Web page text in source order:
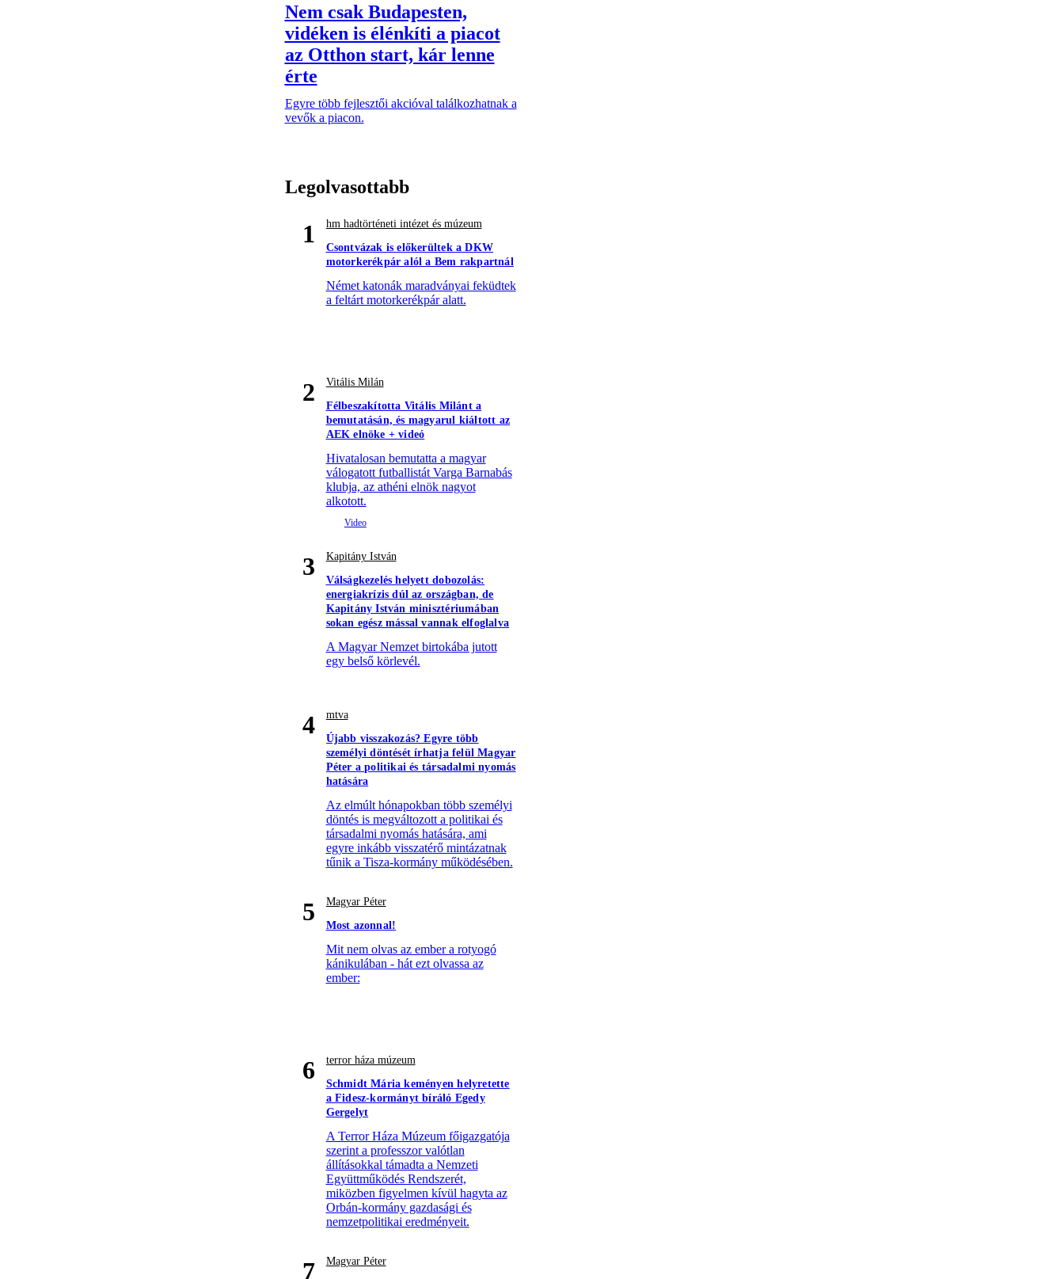
Nem csak Budapesten,
vidéken is élénkíti a piacot
az Otthon start, kár lenne
érte
Egyre több fejlesztői akcióval találkozhatnak a
vevők a piacon.
Legolvasottabb
1
hm hadtörténeti intézet és múzeum
Csontvázak is előkerültek a DKW
motorkerékpár alól a Bem rakpartnál
Német katonák maradványai feküdtek
a feltárt motorkerékpár alatt.
2
Vitális Milán
Félbeszakította Vitális Milánt a
bemutatásán, és magyarul kiáltott az
AEK elnöke + videó
Hivatalosan bemutatta a magyar
válogatott futballistát Varga Barnabás
klubja, az athéni elnök nagyot
alkotott.
3
Kapitány István
Válságkezelés helyett dobozolás:
energiakrízis dúl az országban, de
Kapitány István minisztériumában
sokan egész mással vannak elfoglalva
A Magyar Nemzet birtokába jutott
egy belső körlevél.
4
mtva
Újabb visszakozás? Egyre több
személyi döntését írhatja felül Magyar
Péter a politikai és társadalmi nyomás
hatására
Az elmúlt hónapokban több személyi
döntés is megváltozott a politikai és
társadalmi nyomás hatására, ami
egyre inkább visszatérő mintázatnak
tűnik a Tisza-kormány működésében.
5
Magyar Péter
Most azonnal!
Mit nem olvas az ember a rotyogó
kánikulában - hát ezt olvassa az
ember:
6
terror háza múzeum
Schmidt Mária keményen helyretette
a Fidesz-kormányt bíráló Egedy
Gergelyt
A Terror Háza Múzeum főigazgatója
szerint a professzor valótlan
állításokkal támadta a Nemzeti
Együttműködés Rendszerét,
miközben figyelmen kívül hagyta az
Orbán-kormány gazdasági és
nemzetpolitikai eredményeit.
7
Magyar Péter